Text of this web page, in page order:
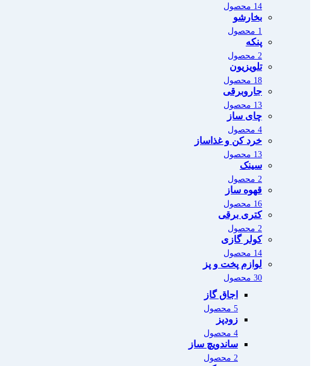
14 محصول
بخارشو
1 محصول
پنکه
2 محصول
تلویزیون
18 محصول
جاروبرقی
13 محصول
چای ساز
4 محصول
خرد کن و غذاساز
13 محصول
سینک
2 محصول
قهوه ساز
16 محصول
کتری برقی
2 محصول
کولر گازی
14 محصول
لوازم پخت و پز
30 محصول
اجاق گاز
5 محصول
زودپز
4 محصول
ساندویچ ساز
2 محصول